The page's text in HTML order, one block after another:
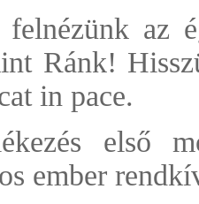
felnézünk az
Ránk!
in pace.
első
ember